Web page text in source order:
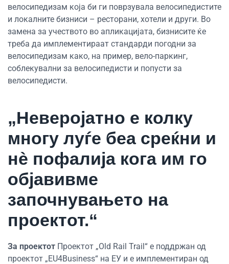
велосипедизам која би ги поврзувала велосипедистите
и локалните бизниси – ресторани, хотели и други. Во
замена за учеството во апликацијата, бизнисите ќе
треба да имплементираат стандарди погодни за
велосипедизам како, на пример, вело-паркинг,
соблекувални за велосипедисти и попусти за
велосипедисти.
„Неверојатно е колку
многу луѓе беа среќни и
нè пофалија кога им го
објавивме
започнувањето на
проектот.“
За проектот Проектот „Old Rail Trail“ е поддржан од
проектот „EU4Business“ на ЕУ и е имплементиран од